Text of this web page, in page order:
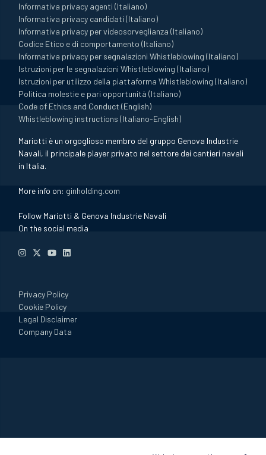
Informativa privacy agenti (Italiano)
Informativa privacy candidati (Italiano)
Informativa privacy per videosorveglianza (Italiano)
Codice Etico e di comportamento (Italiano)
Informativa privacy per segnalazioni Whistleblowing (Italiano)
Istruzioni per le segnalazioni Whistleblowing (Italiano)
Istruzioni per utilizzo della piattaforma Whistleblowing (Italiano)
Politica molestie e pari opportunità (Italiano)
Code of Ethics and Conduct (English)
Whistleblowing instructions (Italiano-English)
Mariotti è un orgoglioso membro del gruppo Genova Industrie
Navali, il principale player privato nel settore dei cantieri navali
in Italia.
More info on: ginholding.com
Follow Mariotti & Genova Industrie Navali
On the social media
Privacy Policy
Cookie Policy
Legal Disclaimer
Company Data